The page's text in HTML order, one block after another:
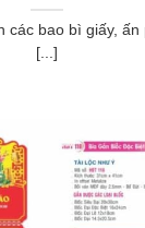
các bao bì giấy, ấn
[...]